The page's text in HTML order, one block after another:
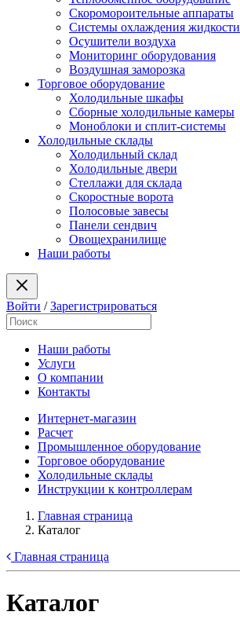
Скоромороительные аппараты
Системы охлаждения жидкости
Осушители воздуха
Мониторинг оборудования
Воздушная заморозка
Торговое оборудование
Холодильные шкафы
Сборные холодильные камеры
Моноблоки и сплит-системы
Холодильные склады
Холодильный склад
Холодильные двери
Стеллажи для склада
Скоростные ворота
Полосовые завесы
Панели сендвич
Овощехранилище
Наши работы
Войти /Зарегистрироваться
Наши работы
Услуги
О компании
Контакты
Интернет-магазин
Расчет
Промышленное оборудование
Торговое оборудование
Холодильные склады
Инструкции к контроллерам
Главная страница
Каталог
Главная страница
Каталог